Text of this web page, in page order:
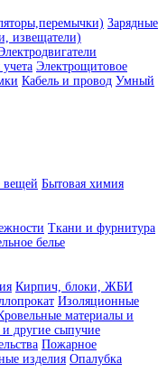
Зарядные
извещатели)
Электрощитовое
Кабель и провод Умный
вещей Бытовая химия
Ткани и фурнитура
белье
Кирпич, блоки, ЖБИ
Изоляционные
материалы и
другие сыпучие
Пожарное
изделия Опалубка